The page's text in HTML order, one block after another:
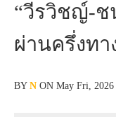
“วีรวิชญ์-ช
ผ่านครึ่งทา
BYN ON May Fri, 2026